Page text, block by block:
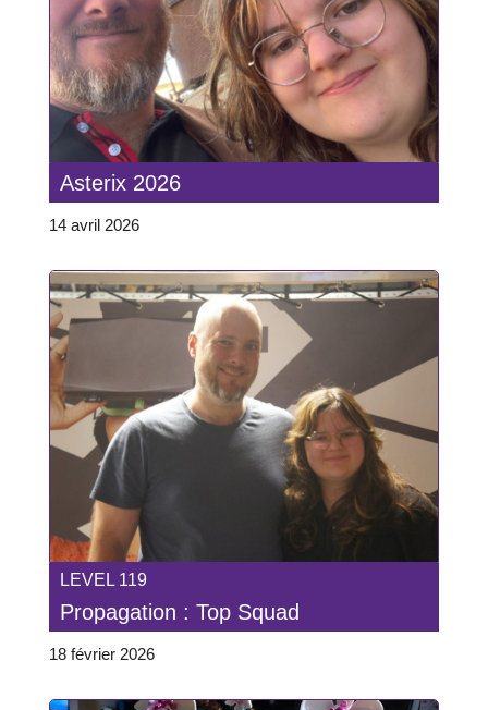
Asterix 2026
14 avril 2026
LEVEL 119
Propagation : Top Squad
18 février 2026